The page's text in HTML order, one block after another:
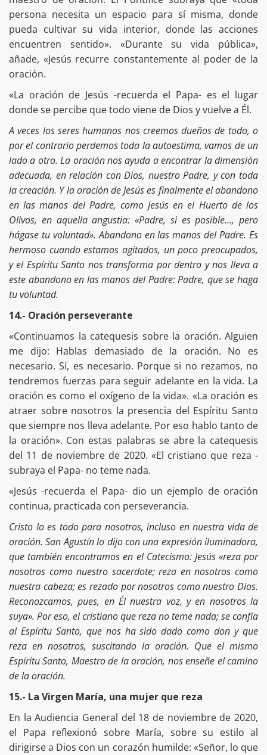
persona necesita un espacio para sí misma, donde
pueda cultivar su vida interior, donde las acciones
encuentren sentido». «Durante su vida pública»,
añade, «Jesús recurre constantemente al poder de la
oración.
«La oración de Jesús -recuerda el Papa- es el lugar
donde se percibe que todo viene de Dios y vuelve a Él.
A veces los seres humanos nos creemos dueños de todo, o
por el contrario perdemos toda la autoestima, vamos de un
lado a otro. La oración nos ayuda a encontrar la dimensión
adecuada, en relación con Dios, nuestro Padre, y con toda
la creación. Y la oración de Jesús es finalmente el abandono
en las manos del Padre, como Jesús en el Huerto de los
Olivos, en aquella angustia: «Padre, si es posible…, pero
hágase tu voluntad». Abandono en las manos del Padre. Es
hermoso cuando estamos agitados, un poco preocupados,
y el Espíritu Santo nos transforma por dentro y nos lleva a
este abandono en las manos del Padre: Padre, que se haga
tu voluntad.
14.- Oración perseverante
«Continuamos la catequesis sobre la oración. Alguien
me dijo: Hablas demasiado de la oración. No es
necesario. Sí, es necesario. Porque si no rezamos, no
tendremos fuerzas para seguir adelante en la vida. La
oración es como el oxígeno de la vida». «La oración es
atraer sobre nosotros la presencia del Espíritu Santo
que siempre nos lleva adelante. Por eso hablo tanto de
la oración». Con estas palabras se abre la catequesis
del 11 de noviembre de 2020. «El cristiano que reza -
subraya el Papa- no teme nada.
«Jesús -recuerda el Papa- dio un ejemplo de oración
continua, practicada con perseverancia.
Cristo lo es todo para nosotros, incluso en nuestra vida de
oración. San Agustín lo dijo con una expresión iluminadora,
que también encontramos en el Catecismo: Jesús «reza por
nosotros como nuestro sacerdote; reza en nosotros como
nuestra cabeza; es rezado por nosotros como nuestro Dios.
Reconozcamos, pues, en Él nuestra voz, y en nosotros la
suya». Por eso, el cristiano que reza no teme nada; se confía
al Espíritu Santo, que nos ha sido dado como don y que
reza en nosotros, suscitando la oración. Que el mismo
Espíritu Santo, Maestro de la oración, nos enseñe el camino
de la oración.
15.- La Virgen María, una mujer que reza
En la Audiencia General del 18 de noviembre de 2020,
el Papa reflexionó sobre María, sobre su estilo al
dirigirse a Dios con un corazón humilde: «Señor, lo que